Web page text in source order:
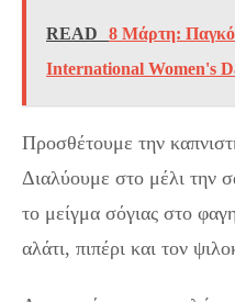
READ
8 Μάρτη:
International Women's
Προσθέτουμε την
Διαλύουμε στο μέλι την
το μείγμα σόγιας στο
αλάτι, πιπέρι και τον